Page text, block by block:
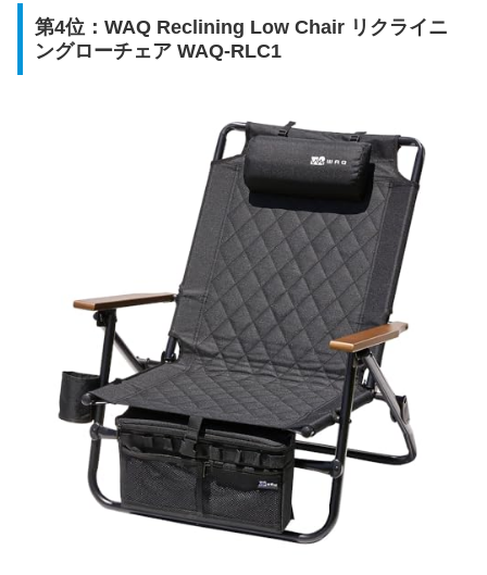
第4位：WAQ Reclining Low Chair リクライニ
ングローチェア WAQ-RLC1